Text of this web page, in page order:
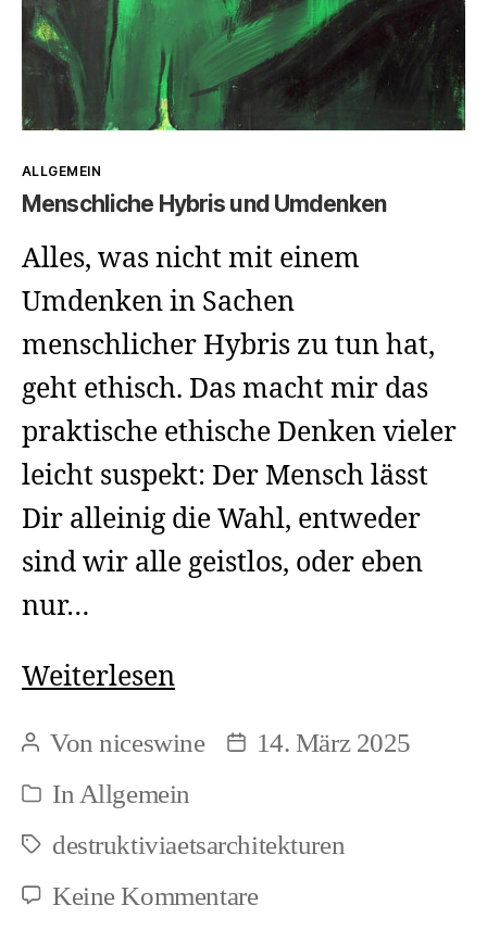
Kategorien
ALLGEMEIN
Menschliche Hybris und Umdenken
Alles, was nicht mit einem
Umdenken in Sachen
menschlicher Hybris zu tun hat,
geht ethisch. Das macht mir das
praktische ethische Denken vieler
leicht suspekt: Der Mensch lässt
Dir alleinig die Wahl, entweder
sind wir alle geistlos, oder eben
nur…
WeiterlesenMenschliche
und
Umdenken
Beitragsautor
Vonniceswine Beitragsdatum
14. März 2025
Kategorien
In Allgemein
Schlagwörter
destruktiviaetsarchitekturen
Keine Kommentarezu